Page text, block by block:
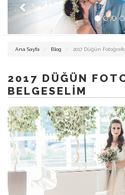
DÜĞÜN
İZMIR
HIKAYESI
ALAÇATI
FOTOĞRAFCISI
Ana Sayfa Blog 2017 Düğün
2017 DÜĞÜN
BELGESELIM